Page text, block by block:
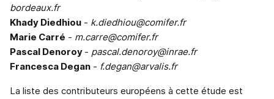
bordeaux.fr
Khady Diedhiou - k.diedhiou@comifer.fr
Marie Carré - m.carre@comifer.fr
Pascal Denoroy - pascal.denoroy@inrae.fr
Francesca Degan - f.degan@arvalis.fr
La liste des contributeurs européens à cette étude est